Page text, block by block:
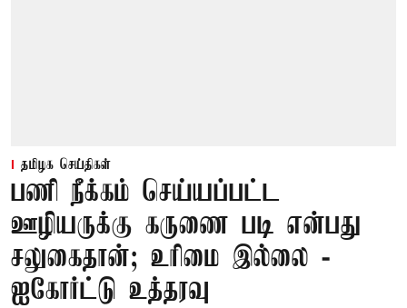
தமிழக செய்திகள்
பணி நீக்கம் செய்யப்பட்ட
ஊழியருக்கு கருணை படி என்பது
சலுகைதான்; உரிமை இல்லை -
ஐகோர்ட்டு உத்தரவு